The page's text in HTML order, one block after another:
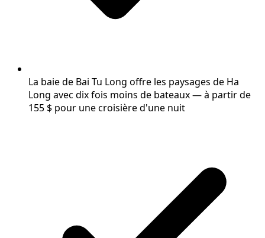
La baie de Bai Tu Long offre les paysages de Ha
Long avec dix fois moins de bateaux — à partir de
155 $ pour une croisière d'une nuit